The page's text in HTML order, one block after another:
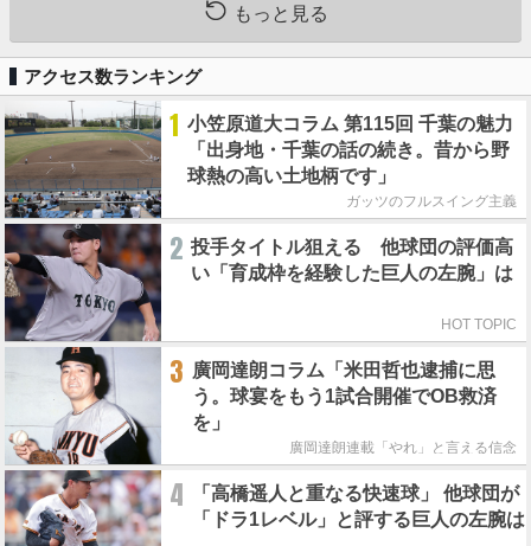
もっと見る
アクセス数ランキング
1 小笠原道大コラム 第115回 千葉の魅力
「出身地・千葉の話の続き。昔から野
球熱の高い土地柄です」
ガッツのフルスイング主義
2 投手タイトル狙える 他球団の評価高
い「育成枠を経験した巨人の左腕」は
HOT TOPIC
3 廣岡達朗コラム「米田哲也逮捕に思
う。球宴をもう1試合開催でOB救済
を」
廣岡達朗連載「やれ」と言える信念
4
「高橋遥人と重なる快速球」 他球団が
「ドラ1レベル」と評する巨人の左腕は